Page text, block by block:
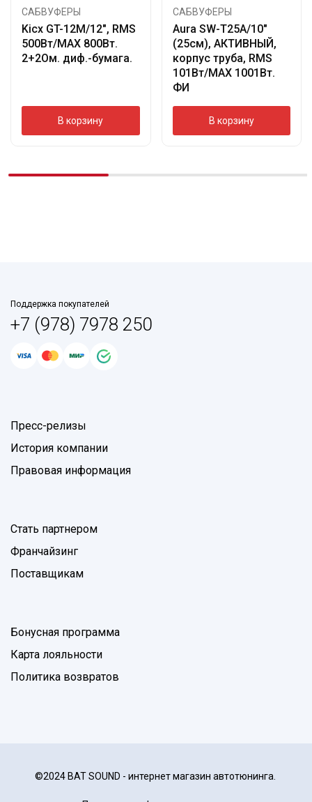
САБВУФЕРЫ
Kicx GT-12M/12″, RMS
500Вт/МАХ 800Вт.
2+2Ом. диф.-бумага.
В корзину
САБВУФЕРЫ
Aura SW-T25A/10″
(25см), АКТИВНЫЙ,
корпус труба, RMS
101Вт/МАХ 1001Вт.
ФИ
В корзину
Поддержка покупателей
+7 (978) 7978 250
Пресс-релизы
История компании
Правовая информация
Стать партнером
Франчайзинг
Поставщикам
Бонусная программа
Карта лояльности
Политика возвратов
©2024 BAT SOUND - интернет магазин автотюнинга.